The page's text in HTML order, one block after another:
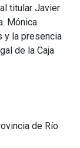
titular Javier
Mónica
y la presencia
de la Caja
de Río